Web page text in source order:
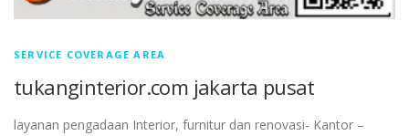
SERVICE COVERAGE AREA
tukanginterior.com jakarta pusat
layanan pengadaan Interior, furnitur dan renovasi- Kantor –